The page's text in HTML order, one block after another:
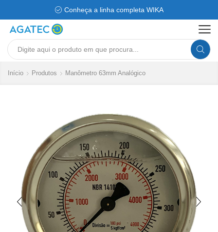
Conheça a linha completa WIKA
Search
Início Produtos Manômetro 63mm Analógico